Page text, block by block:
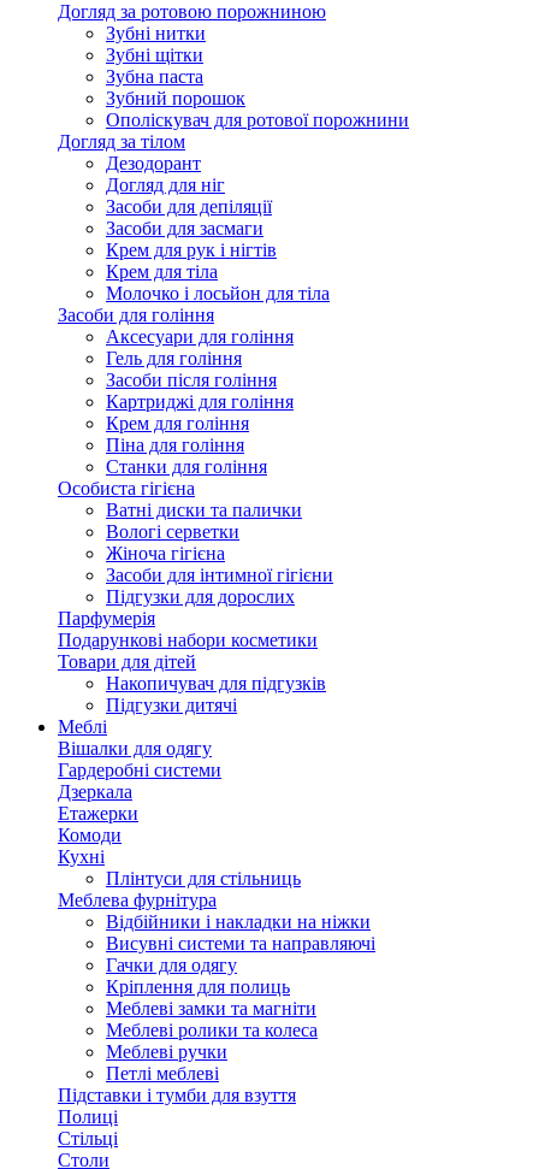
Догляд за ротовою порожниною
Зубні нитки
Зубні щітки
Зубна паста
Зубний порошок
Ополіскувач для ротової порожнини
Догляд за тілом
Дезодорант
Догляд для ніг
Засоби для депіляції
Засоби для засмаги
Крем для рук і нігтів
Крем для тіла
Молочко і лосьйон для тіла
Засоби для гоління
Аксесуари для гоління
Гель для гоління
Засоби після гоління
Картриджі для гоління
Крем для гоління
Піна для гоління
Станки для гоління
Особиста гігієна
Ватні диски та палички
Вологі серветки
Жіноча гігієна
Засоби для інтимної гігієни
Підгузки для дорослих
Парфумерія
Подарункові набори косметики
Товари для дітей
Накопичувач для підгузків
Підгузки дитячі
Меблі
Вішалки для одягу
Гардеробні системи
Дзеркала
Етажерки
Комоди
Кухні
Плінтуси для стільниць
Меблева фурнітура
Відбійники і накладки на ніжки
Висувні системи та направляючі
Гачки для одягу
Кріплення для полиць
Меблеві замки та магніти
Меблеві ролики та колеса
Меблеві ручки
Петлі меблеві
Підставки і тумби для взуття
Полиці
Стільці
Столи